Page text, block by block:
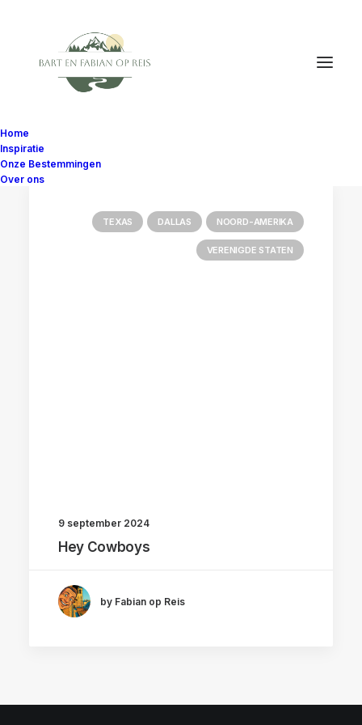
Home
Inspiratie
Onze Bestemmingen
Over ons
TEXAS DALLAS NOORD-AMERIKA
VERENIGDE STATEN
9 september 2024
Hey Cowboys
by Fabian op Reis